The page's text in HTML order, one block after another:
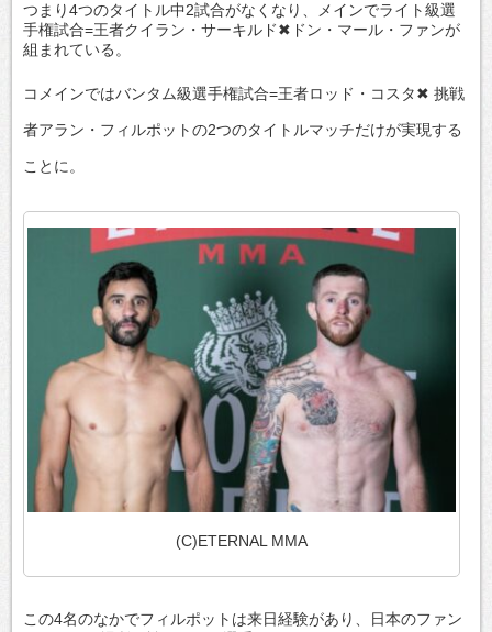
つまり4つのタイトル中2試合がなくなり、メインでライト級選
手権試合=王者クイラン・サーキルド✖ドン・マール・ファンが
組まれている。
コメインではバンタム級選手権試合=王者ロッド・コスタ✖ 挑戦
者アラン・フィルポットの2つのタイトルマッチだけが実現する
ことに。
(C)ETERNAL MMA
この4名のなかでフィルポットは来日経験があり、日本のファン